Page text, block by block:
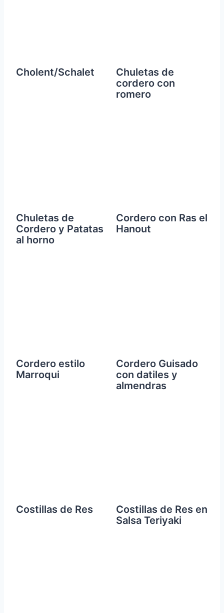
Cholent/Schalet
Chuletas de
cordero con
romero
Chuletas de
Cordero y Patatas
al horno
Cordero con Ras el
Hanout
Cordero estilo
Marroqui
Cordero Guisado
con datiles y
almendras
Costillas de Res
Costillas de Res en
Salsa Teriyaki